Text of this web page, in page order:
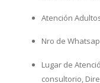
Atención
Nro de
Lugar de
consultorio,